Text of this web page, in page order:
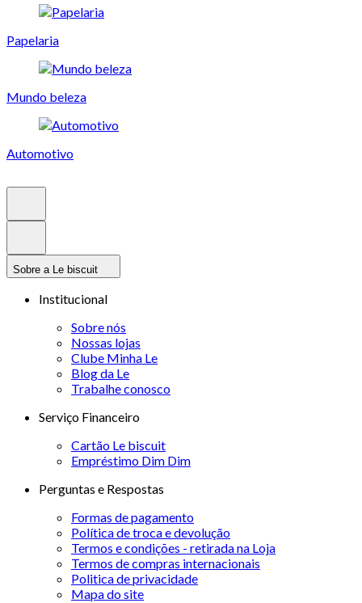
Papelaria
Mundo beleza
Automotivo
Sobre a Le biscuit
Institucional
Sobre nós
Nossas lojas
Clube Minha Le
Blog da Le
Trabalhe conosco
Serviço Financeiro
Cartão Le biscuit
Empréstimo Dim Dim
Perguntas e Respostas
Formas de pagamento
Política de troca e devolução
Termos e condições - retirada na Loja
Termos de compras internacionais
Politica de privacidade
Mapa do site